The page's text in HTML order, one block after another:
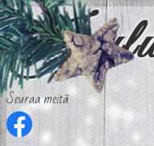
Seuraa meitä